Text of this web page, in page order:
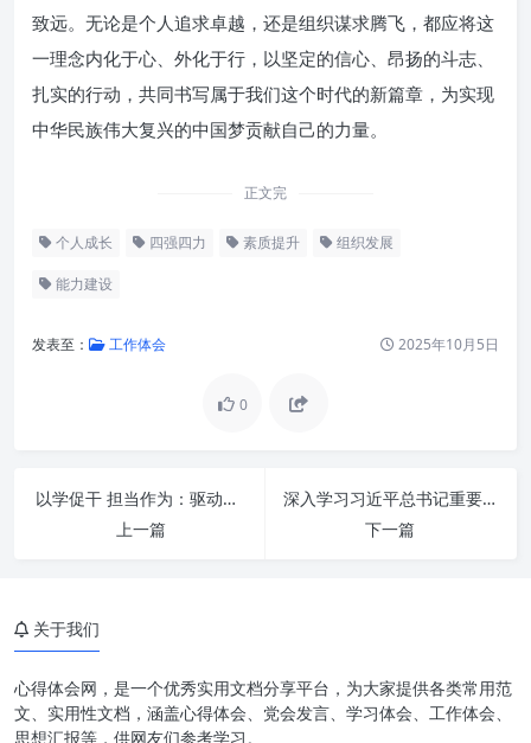
致远。无论是个人追求卓越，还是组织谋求腾飞，都应将这
一理念内化于心、外化于行，以坚定的信心、昂扬的斗志、
扎实的行动，共同书写属于我们这个时代的新篇章，为实现
中华民族伟大复兴的中国梦贡献自己的力量。
正文完
个人成长 四强四力 素质提升 组织发展
能力建设
发表至： 工作体会 2025年10月5日
0
以学促干 担当作为：驱动个人成长与组织跃升的核心引擎
上一篇
深入学习习近平总书记重要指示精神：感恩奋进，铸就一流辉煌
下一篇
洞悉时代命题：为何“四强四力”
心内涵
提素质谱新篇：绘制未来发展蓝
图
关于我们
心得体会网，是一个优秀实用文档分享平台，为大家提供各类常用范
文、实用性文档，涵盖心得体会、党会发言、学习体会、工作体会、
思想汇报等，供网友们参考学习。